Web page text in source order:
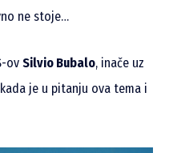
ne stoje…
ov Silvio Bubalo, inače uz
je u pitanju ova tema i